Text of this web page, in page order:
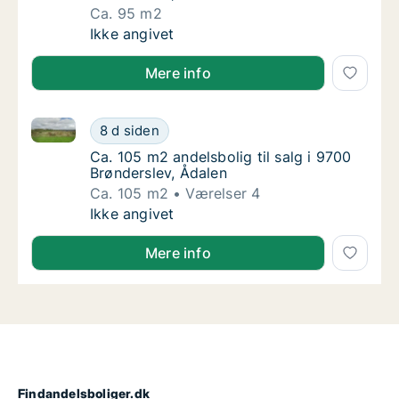
Ca. 95 m2
Ca. 95 m2 andelsbolig til salg i 9700
Ikke angivet
Mere info
Ca. 105 m2 andelsbolig til salg i 9700
8 d siden
Ca. 105 m2 andelsbolig til salg i 9700 Brønderslev,
Ca. 105 m2 andelsbolig til salg i 9700
Ca. 105 m2 andelsbolig til salg i 9700
Brønderslev, Ådalen
Ca. 105 m2
Værelser 4
Ca. 105 m2 andelsbolig til salg i 9700
Ikke angivet
Mere info
Findandelsboliger.dk